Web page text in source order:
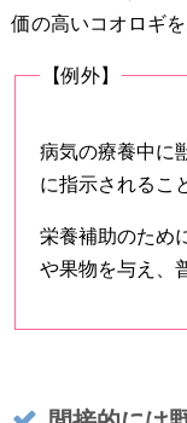
価の高いコオロギ
【例外】
病気の療養中に
に指示されるこ
栄養補助のため
や果物を与え、